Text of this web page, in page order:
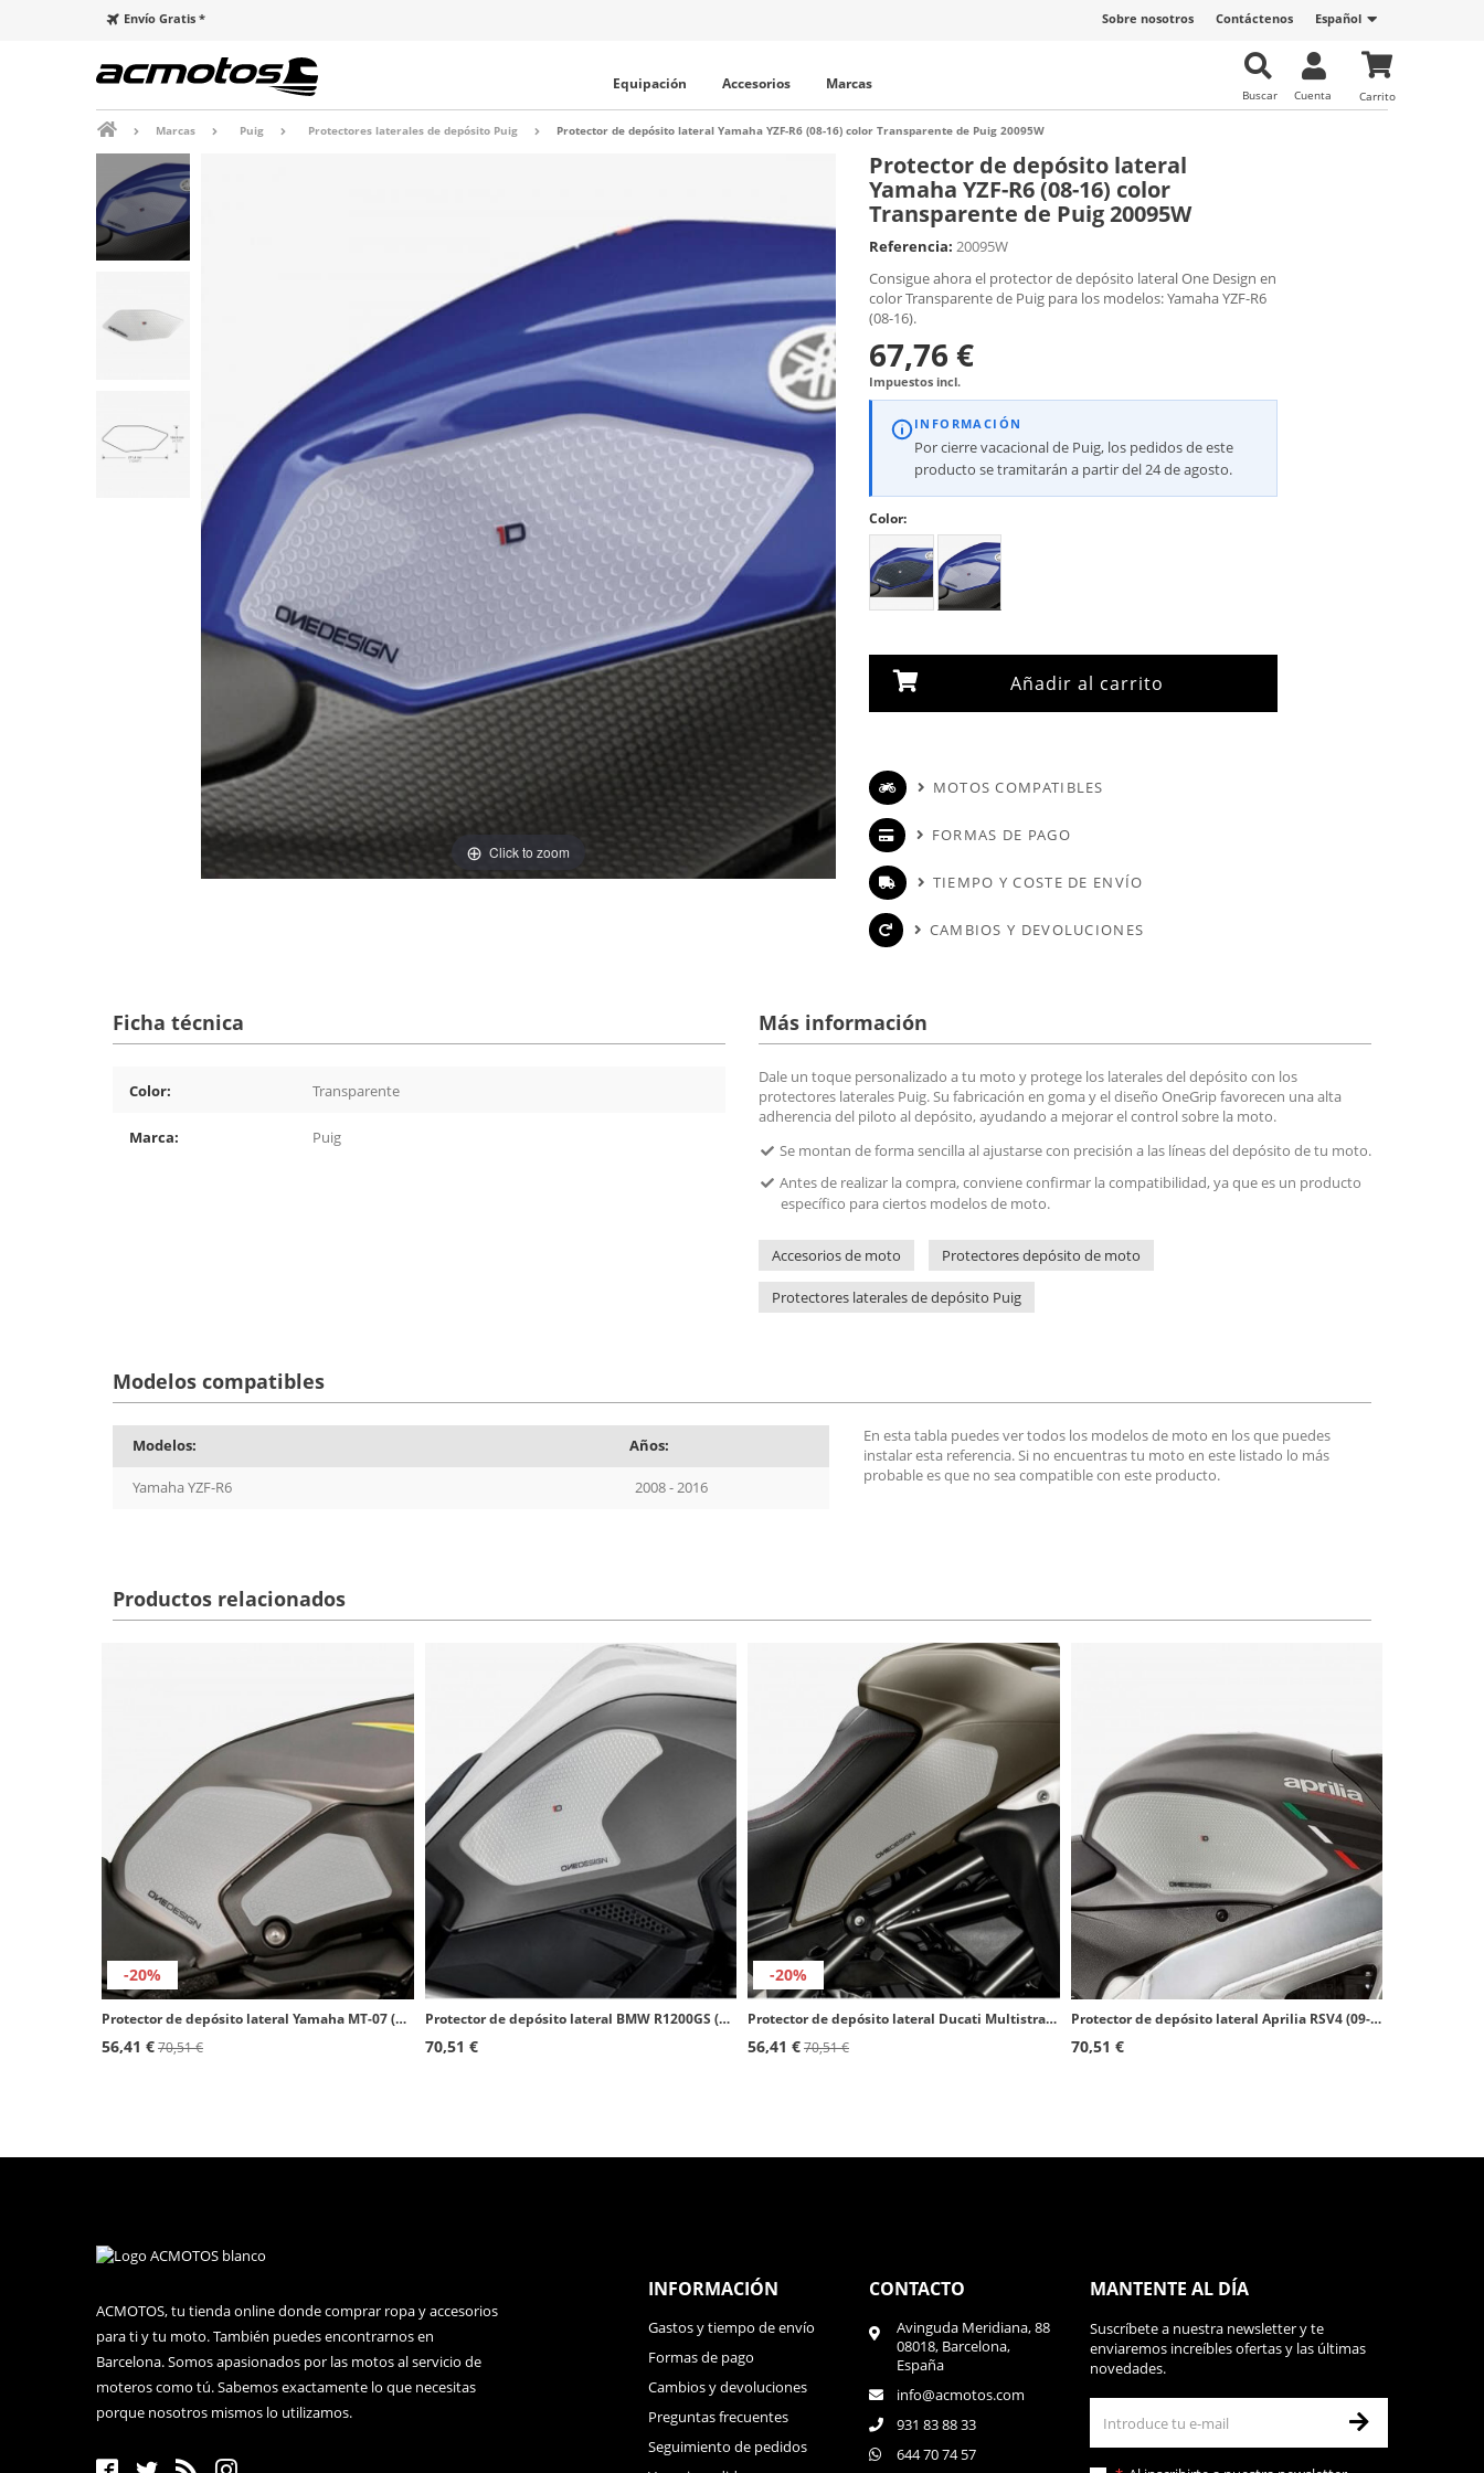
Español
Contáctenos
Sobre nosotros
Envío Gratis *
Carrito
Cuenta
Buscar
Equipación Accesorios Marcas
Marcas Puig Protectores laterales de depósito Puig Protector de depósito lateral Yamaha YZF-R6 (08-16) color Transparente de Puig 20095W
Click to zoom
Protector de depósito lateral
Yamaha YZF-R6 (08-16) color
Transparente de Puig 20095W
Referencia: 20095W
Consigue ahora el protector de depósito lateral One Design en
color Transparente de Puig para los modelos: Yamaha YZF-R6
(08-16).
67,76 €
Impuestos incl.
INFORMACIÓN
Por cierre vacacional de Puig, los pedidos de este
producto se tramitarán a partir del 24 de agosto.
Color:
Añadir al carrito
MOTOS COMPATIBLES
FORMAS DE PAGO
TIEMPO Y COSTE DE ENVÍO
CAMBIOS Y DEVOLUCIONES
Ficha técnica
Color: Transparente
Marca: Puig
Más información
Dale un toque personalizado a tu moto y protege los laterales del depósito con los
protectores laterales Puig. Su fabricación en goma y el diseño OneGrip favorecen una alta
adherencia del piloto al depósito, ayudando a mejorar el control sobre la moto.
Se montan de forma sencilla al ajustarse con precisión a las líneas del depósito de tu moto.
Antes de realizar la compra, conviene confirmar la compatibilidad, ya que es un producto
específico para ciertos modelos de moto.
Accesorios de moto Protectores depósito de moto
Protectores laterales de depósito Puig
Modelos compatibles
Modelos: Años:
Yamaha YZF-R6 2008 - 2016
En esta tabla puedes ver todos los modelos de moto en los que puedes
instalar esta referencia. Si no encuentras tu moto en este listado lo más
probable es que no sea compatible con este producto.
Productos relacionados
-20%
Protector de depósito lateral Yamaha MT-07 (18-20) color Transparente de Puig 20089W
56,41 €70,51 €
Protector de depósito lateral BMW R1200GS (13-18), R1200GS Exclusive (17-18), R1200GS Rallye (17-18) color Transparente de Puig
70,51 €
-20%
Protector de depósito lateral Ducati Multistrada 1200 Enduro (16-18), Multistrada 1260 Enduro (19-20) color Transparente de Puig
56,41 €70,51 €
Protector de depósito lateral Aprilia RSV4 (09-20), Tuono V4R (11-14) color Transparente de Puig 20060W
70,51 €
ACMOTOS, tu tienda online donde comprar ropa y accesorios
para ti y tu moto. También puedes encontrarnos en
Barcelona. Somos apasionados por las motos al servicio de
moteros como tú. Sabemos exactamente lo que necesitas
porque nosotros mismos lo utilizamos.
INFORMACIÓN
Gastos y tiempo de envío
Formas de pago
Cambios y devoluciones
Preguntas frecuentes
Seguimiento de pedidos
CONTACTO
Avinguda Meridiana, 88
08018, Barcelona,
España
info@acmotos.com
931 83 88 33
644 70 74 57
MANTENTE AL DÍA
Suscríbete a nuestra newsletter y te
enviaremos increíbles ofertas y las últimas
novedades.